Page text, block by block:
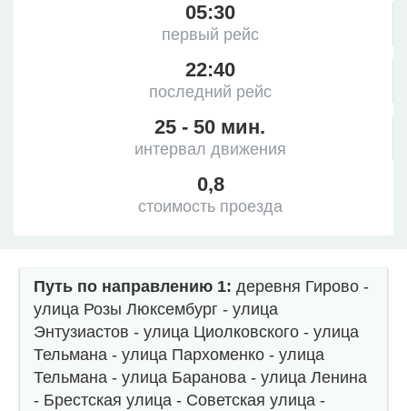
05:30
первый рейс
22:40
последний рейс
25 - 50 мин.
интервал движения
0,8
стоимость проезда
Путь по направлению 1: деревня Гирово -
улица Розы Люксембург - улица
Энтузиастов - улица Циолковского - улица
Тельмана - улица Пархоменко - улица
Тельмана - улица Баранова - улица Ленина
- Брестская улица - Советская улица -